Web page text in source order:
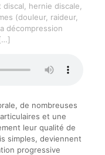
hernie discale,
(douleur, raideur,
décompression
de nombreuses
et une
leur qualité de
simples, deviennent
progressive